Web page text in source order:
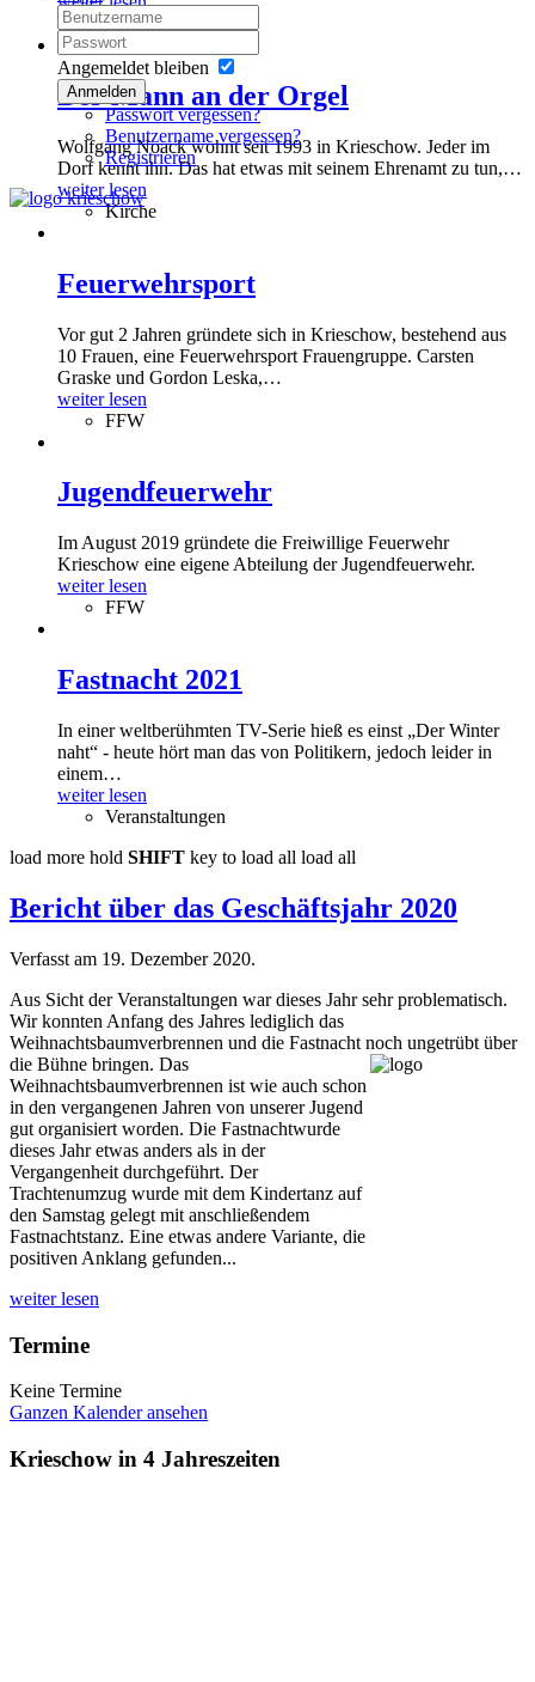
Angemeldet bleiben
Anmelden
Passwort vergessen?
Benutzername vergessen?
Registrieren
Veranstaltungen
Der Mann an der Orgel
Wolfgang Noack wohnt seit 1993 in Krieschow. Jeder im
Dorf kennt ihn. Das hat etwas mit seinem Ehrenamt zu tun,…
weiter lesen
Kirche
Feuerwehrsport
Vor gut 2 Jahren gründete sich in Krieschow, bestehend aus
10 Frauen, eine Feuerwehrsport Frauengruppe. Carsten
Graske und Gordon Leska,…
weiter lesen
FFW
Jugendfeuerwehr
Im August 2019 gründete die Freiwillige Feuerwehr
Krieschow eine eigene Abteilung der Jugendfeuerwehr.
weiter lesen
FFW
Fastnacht 2021
In einer weltberühmten TV-Serie hieß es einst „Der Winter
naht“ - heute hört man das von Politikern, jedoch leider in
einem…
weiter lesen
Veranstaltungen
load more hold SHIFT key to load all load all
Bericht über das Geschäftsjahr 2020
Verfasst am 19. Dezember 2020.
Aus Sicht derVeranstaltungen war dieses Jahr sehr problematisch.
Wirkonnten Anfang des Jahres lediglich das
Weihnachtsbaumverbrennen und die Fastnacht noch ungetrübt über
die Bühne bringen. Das
Weihnachtsbaumverbrennen ist wie auch schon
in den vergangenen Jahren von unserer Jugend
gut organisiert worden. Die Fastnachtwurde
dieses Jahr etwas anders als in der
Vergangenheit durchgeführt. Der
Trachtenumzug wurde mit dem Kindertanz auf
den Samstag gelegt mit anschließendem
Fastnachtstanz. Eine etwas andere Variante, die
positiven Anklang gefunden...
weiter lesen
Termine
Keine Termine
Ganzen Kalender ansehen
Krieschow in 4 Jahreszeiten